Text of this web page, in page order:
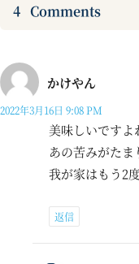
4 Comments
かけやん
2022年3月16日 9:08 PM
美味しいですよ
あの苦みがたま
我が家はもう2
返信